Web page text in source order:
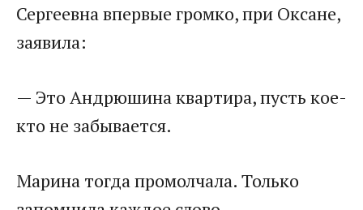
Сергеевна впервые громко, при Оксане,
заявила:
— Это Андрюшина квартира, пусть кое-
кто не забывается.
Марина тогда промолчала. Только